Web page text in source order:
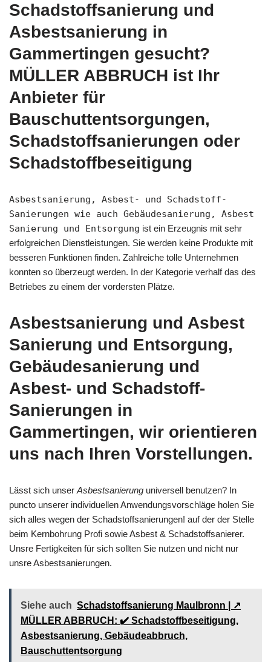
Schadstoffsanierung und
Asbestsanierung in
Gammertingen gesucht?
MÜLLER ABBRUCH ist Ihr
Anbieter für
Bauschuttentsorgungen,
Schadstoffsanierungen oder
Schadstoffbeseitigung
Asbestsanierung, Asbest- und Schadstoff-
Sanierungen wie auch Gebäudesanierung, Asbest
Sanierung und Entsorgung ist ein Erzeugnis mit sehr
erfolgreichen Dienstleistungen. Sie werden keine Produkte mit
besseren Funktionen finden. Zahlreiche tolle Unternehmen
konnten so überzeugt werden. In der Kategorie verhalf das des
Betriebes zu einem der vordersten Plätze.
Asbestsanierung und Asbest
Sanierung und Entsorgung,
Gebäudesanierung und
Asbest- und Schadstoff-
Sanierungen in
Gammertingen, wir orientieren
uns nach Ihren Vorstellungen.
Lässt sich unser Asbestsanierung universell benutzen? In
puncto unserer individuellen Anwendungsvorschläge holen Sie
sich alles wegen der Schadstoffsanierungen! auf der der Stelle
beim Kernbohrung Profi sowie Asbest & Schadstoffsanierer.
Unsre Fertigkeiten für sich sollten Sie nutzen und nicht nur
unsre Asbestsanierungen.
Siehe auch Schadstoffsanierung Maulbronn | ↗️
MÜLLER ABBRUCH: ✔️ Schadstoffbeseitigung,
Asbestsanierung, Gebäudeabbruch,
Bauschuttentsorgung